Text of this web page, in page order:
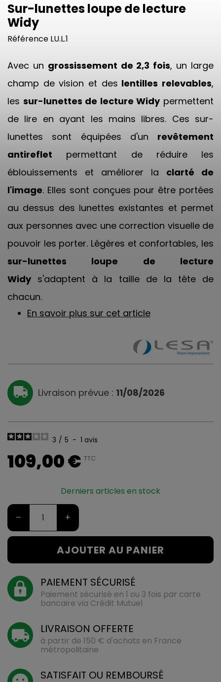
Sur-lunettes loupe de lecture
Widy
Référence LU.L.1
Avec un grossissement de 2,3 fois, un large
champ de vision et des lentilles relevables,
les sur-lunettes de lecture Widypermettent
de lire en ayant les mains libres. Ces sur-
lunettes sont équipées d'un revêtement
antireflet permettant de réduire les
éblouissements et améliorer la clarté de
l'image. Elles sont conçues pour être portées
au dessus des lunettes existantes et permet
aux personnes avec une correction visuelle de
pouvoir les porter. Légères et confortables, les
sur-lunettes loupe de lecture
Widy s'adaptent à la taille de la tête de
chacun.
En savoir plus sur cet article
Livraison prévue : 11/08/2026
3 / 5 - 1 avis
109,00 € TTC
Derniers articles en stock
– +
AJOUTER AU PANIER
PAIEMENT SÉCURISÉ
Paiement sécurisé en 1 ou 3 fois par carte
bancaire via Crédit Mutuel
LIVRAISON OFFERTE
à partir de 150 € d'achats en France
métropolitaine
SATISFAIT OU REMBOURSÉ